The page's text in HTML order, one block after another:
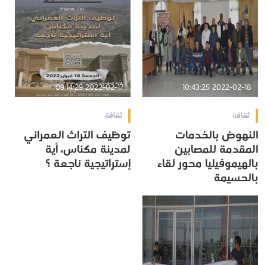
2022-02-18 10:43:25
ثقافة
النهوض بالخدمات
المقدمة للمصابين
بالهيموفيليا محور لقاء
بالحسيمة
2022-02-17 09:14:29
ثقافة
توظيف التراث العمراني
لمدينة مكناس، أية
إستراتيجية ناجعة ؟